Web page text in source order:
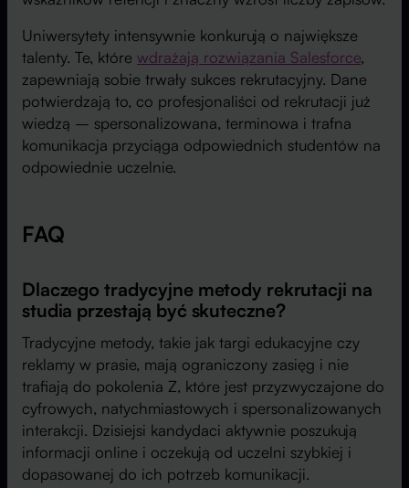
Uniwersytety intensywnie konkurują o największe
talenty. Te, które wdrażają rozwiązania Salesforce,
zapewniają sobie trwały sukces rekrutacyjny. Dane
potwierdzają to, co profesjonaliści od rekrutacji już
wiedzą – spersonalizowana, terminowa i trafna
komunikacja przyciąga odpowiednich studentów na
odpowiednie uczelnie.
FAQ
Dlaczego tradycyjne metody rekrutacji na
studia przestają być skuteczne?
Tradycyjne metody, takie jak targi edukacyjne czy
reklamy w prasie, mają ograniczony zasięg i nie
trafiają do pokolenia Z, które jest przyzwyczajone do
cyfrowych, natychmiastowych i spersonalizowanych
interakcji. Dzisiejsi kandydaci aktywnie poszukują
informacji online i oczekują od uczelni szybkiej i
dopasowanej do ich potrzeb komunikacji.